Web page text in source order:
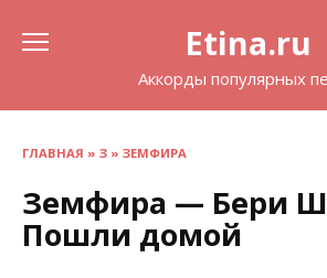
Etina.ru
Аккорды популярных
ГЛАВНАЯ » З » ЗЕМФИРА
Земфира — Бери
Пошли домой